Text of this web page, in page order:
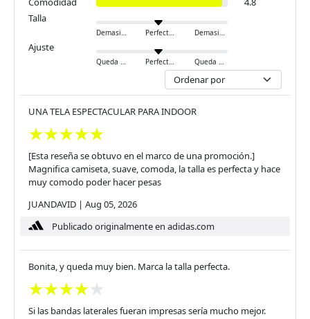
Talla
Demasiado pequeño Perfecto Demasiado grande
Ajuste
Queda ajustado Perfecto Queda holgado
UNA TELA ESPECTACULAR PARA INDOOR
[Esta reseña se obtuvo en el marco de una promoción.]
Magnifica camiseta, suave, comoda, la talla es perfecta y hace
muy comodo poder hacer pesas
JUANDAVID | Aug 05, 2026
Publicado originalmente en adidas.com
Bonita, y queda muy bien. Marca la talla perfecta.
Si las bandas laterales fueran impresas sería mucho mejor.